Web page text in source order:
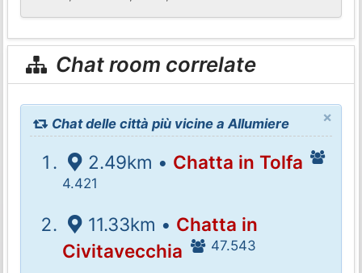
Chat room correlate
×
Chat delle città più vicine a Allumiere
2.49km • Chatta in Tolfa
4.421
11.33km • Chatta in
Civitavecchia
47.543